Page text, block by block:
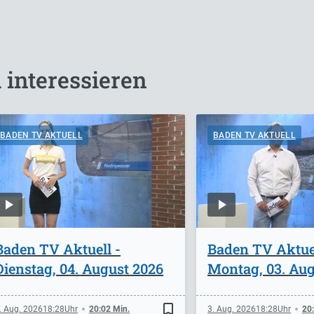
interessieren
BADEN TV AKTUELL
TV Aktuell -
04. August 2026
Aug. 202618:28 20:02 Min. bookmark_border
BADEN TV AKTUELL
Baden TV
Montag, 03.
3. Aug. 202618:28